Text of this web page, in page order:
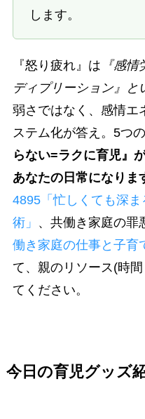
します。
『怒り疲れ』は 『感
ディプリーション』と
弱さではなく、感情エ
ステム化が答え。5つ
らない=ラクに育児』
あなたの日常になりま
4895「忙しくても深
術」 、共働き家庭の罪
働き家庭の仕事と子育
て、親のリソース(時
てください。
今日の育児グッズ